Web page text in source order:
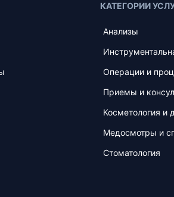
КАТЕГОРИИ
Анализы
Операции и
Приемы и
Косметология и
Медосмотры и
Стоматология